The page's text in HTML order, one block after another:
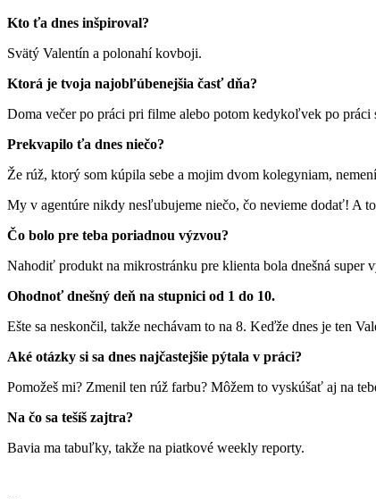
Kto ťa dnes inšpiroval?
Svätý Valentín a polonahí kovboji.
Ktorá je tvoja najobľúbenejšia časť dňa?
Doma večer po práci pri filme alebo potom kedykoľvek po práci
Prekvapilo ťa dnes niečo?
Že rúž, ktorý som kúpila sebe a mojim dvom kolegyniam,
My v agentúre nikdy nesľubujeme niečo, čo nevieme dodať! A
Čo bolo pre teba poriadnou výzvou?
Nahodiť produkt na mikrostránku pre klienta bola dnešná super
Ohodnoť dnešný deň na stupnici od 1 do 10.
Ešte sa neskončil, takže nechávam to na 8. Keďže dnes je ten
Aké otázky si sa dnes najčastejšie pýtala v práci?
Pomožeš mi? Zmenil ten rúž farbu? Môžem to vyskúšať aj na
Na čo sa tešíš zajtra?
Bavia ma tabuľky, takže na piatkové weekly reporty.